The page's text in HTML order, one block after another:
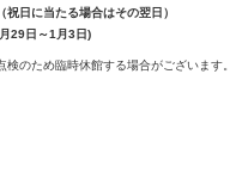
（祝日に当たる場合はその翌日）
29日～1月3日)
のため臨時休館する場合がございます。